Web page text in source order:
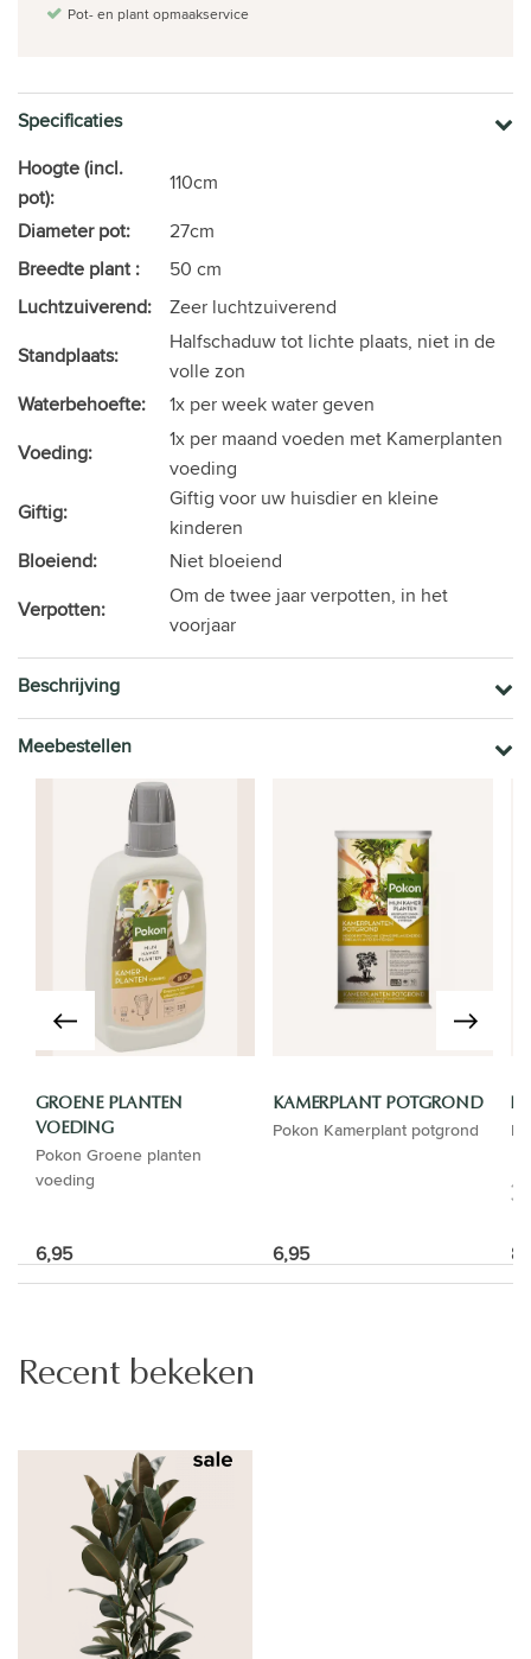
Pot- en plant opmaakservice
Specificaties
Hoogte (incl.
pot):
110cm
Diameter pot:
27cm
Breedte plant :
50 cm
Luchtzuiverend:
Zeer luchtzuiverend
Standplaats:
Halfschaduw tot lichte plaats, niet in de
volle zon
Waterbehoefte:
1x per week water geven
Voeding:
1x per maand voeden met Kamerplanten
voeding
Giftig:
Giftig voor uw huisdier en kleine
kinderen
Bloeiend:
Niet bloeiend
Verpotten:
Om de twee jaar verpotten, in het
voorjaar
Beschrijving
Meebestellen
GROENE PLANTEN
VOEDING
Pokon Groene planten
voeding
6,95
KAMERPLANT POTGROND
Pokon Kamerplant potgrond
6,95
Recent bekeken